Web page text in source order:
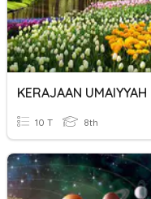
KERAJAAN UMAIYYAH
10 T 8th